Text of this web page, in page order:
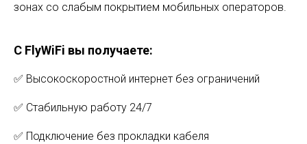
зонах со слабым покрытием мобильных операторов.
С FlyWiFi вы получаете:
✅ Высокоскоростной интернет без ограничений
✅ Стабильную работу 24/7
✅ Подключение без прокладки кабеля